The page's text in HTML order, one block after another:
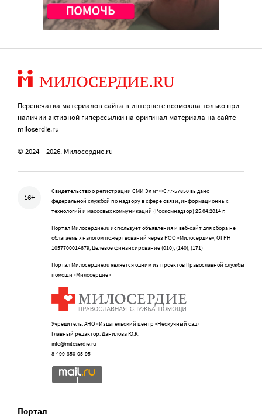
Перепечатка материалов сайта в интернете возможна только при
наличии активной гиперссылки на оригинал материала на сайте
miloserdie.ru
© 2024 – 2026. Милосердие.ru
16+
Свидетельство о регистрации СМИ Эл № ФС77-57850 выдано
федеральной службой по надзору в сфере связи, информационных
технологий и массовых коммуникаций (Роскомнадзор) 25.04.2014 г.
Портал Милосердие.ru использует объявления и веб-сайт для сбора не
облагаемых налогом пожертвований через РОО «Милосердие», ОГРН
1057700014679, Целевое финансирование (010), (140), (171)
Портал Милосердие.ru является одним из проектов Православной службы
помощи «Милосердие»
Учредитель: АНО «Издательский центр «Нескучный сад»
Главный редактор: Данилова Ю.К.
info@miloserdie.ru
8-499-350-05-95
Портал